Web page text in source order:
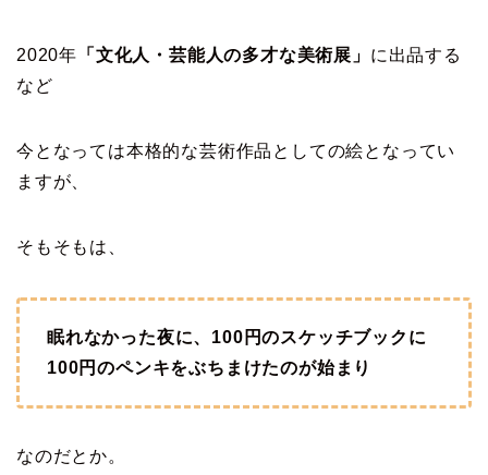
2020年 「文化人・芸能人の多才な美術展」 に出品する
など
今となっては本格的な芸術作品としての絵となってい
ますが、
そもそもは、
眠れなかった夜に、100円のスケッチブックに
100円のペンキをぶちまけたのが始まり
なのだとか。